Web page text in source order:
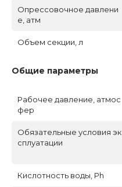
Опрессовочное давлени
е, атм
Объем секции, л
Общие параметры
Рабочее давление, атмос
фер
Обязательные условия эк
сплуатации
Кислотность воды, Ph